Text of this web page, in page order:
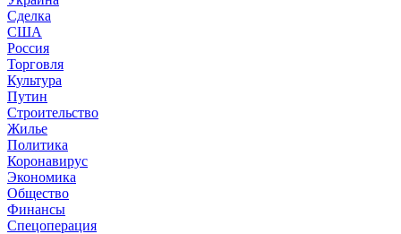
Сделка
США
Россия
Торговля
Культура
Путин
Строительство
Жилье
Политика
Коронавирус
Экономика
Общество
Финансы
Спецоперация